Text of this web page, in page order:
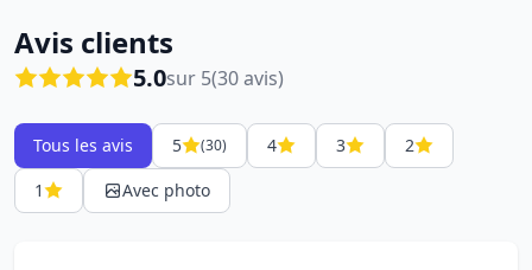
Avis clients
5.0sur 5(30 avis)
Tous les avis 5 (30) 4 3
2
1
Avec photo